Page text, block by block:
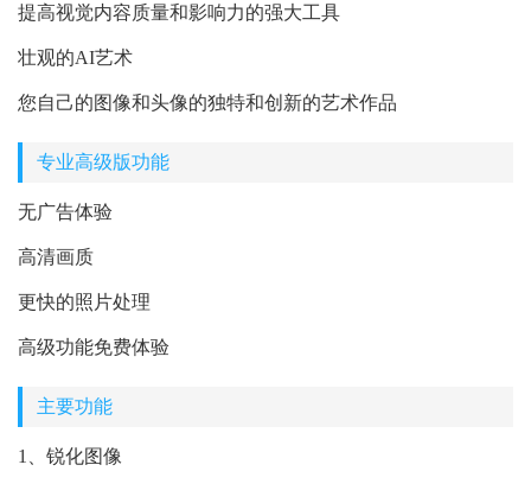
提高视觉内容质量和影响力的强大工具
壮观的AI艺术
您自己的图像和头像的独特和创新的艺术作品
专业高级版功能
无广告体验
高清画质
更快的照片处理
高级功能免费体验
主要功能
1、锐化图像